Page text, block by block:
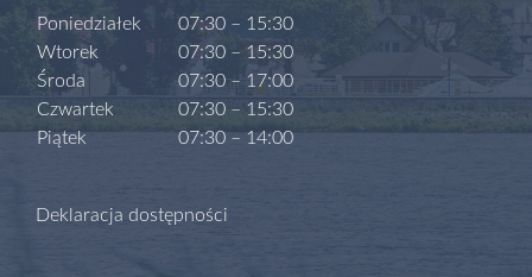
Poniedziałek
Wtorek
Środa
Czwartek
Piątek
07:30 – 15:30
07:30 – 15:30
07:30 – 17:00
07:30 – 15:30
07:30 – 14:00
Deklaracja dostępności